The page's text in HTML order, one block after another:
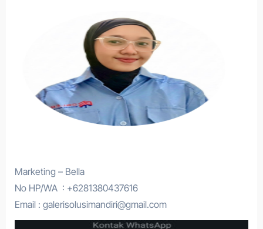
Marketing – Bella
No HP/WA : +6281380437616
Email : galerisolusimandiri@gmail.com